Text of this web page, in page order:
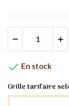
 En stock
Grille tarifaire